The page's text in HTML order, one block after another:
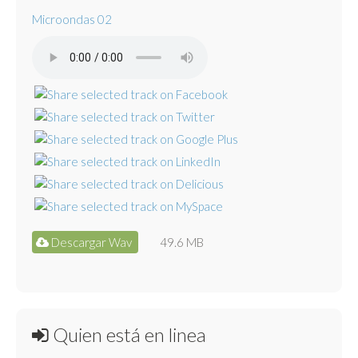
Microondas 02
Descargar Wav 49.6 MB
Quien está en linea